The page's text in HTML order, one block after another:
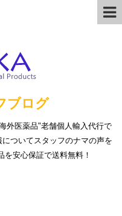
ブログ
外医薬品"老舗個人輸入代行で
ついてスタッフのナマの声を
を安心保証で送料無料！